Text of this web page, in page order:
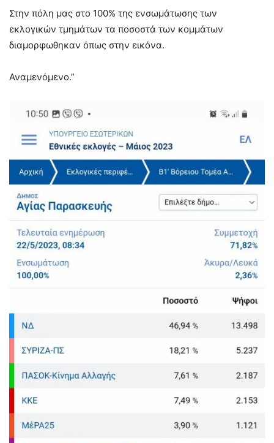
Στην πόλη μας στο 100% της ενσωμάτωσης των
εκλογικών τμημάτων τα ποσοστά των κομμάτων
διαμορφωθηκαν όπως στην εικόνα.
Αναμενόμενο.”